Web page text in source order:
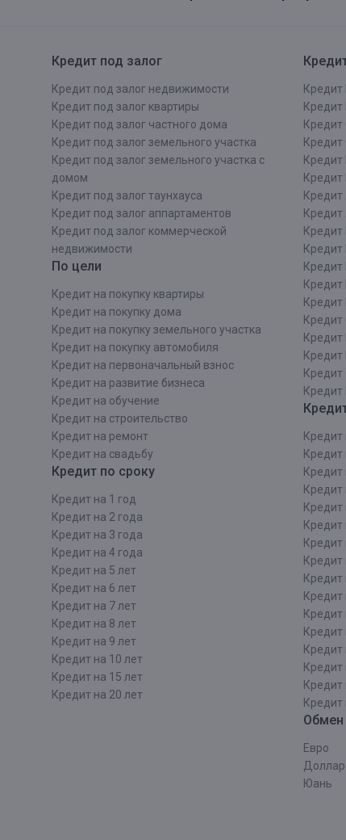
Кредит под залог
Кредит под залог недвижимости
Кредит под залог квартиры
Кредит под залог частного дома
Кредит под залог земельного участка
Кредит под залог земельного участка с
домом
Кредит под залог таунхауса
Кредит под залог аппартаментов
Кредит под залог коммерческой
недвижимости
По цели
Кредит на покупку квартиры
Кредит на покупку дома
Кредит на покупку земельного участка
Кредит на покупку автомобиля
Кредит на первоначальный взнос
Кредит на развитие бизнеса
Кредит на обучение
Кредит на строительcтво
Кредит на ремонт
Кредит на свадьбу
Кредит по сроку
Кредит на 1 год
Кредит на 2 года
Кредит на 3 года
Кредит на 4 года
Кредит на 5 лет
Кредит на 6 лет
Кредит на 7 лет
Кредит на 8 лет
Кредит на 9 лет
Кредит на 10 лет
Кредит на 15 лет
Кредит на 20 лет
Кредит
Кредит
Кредит
Кредит
Кредит
Кредит
Кредит
Кредит
Кредит
Кредит
Кредит
Кредит
Кредит
Кредит
Кредит
Кредит
Кредит
Кредит
Кредит
Кредит
Кредит
Кредит
Кредит
Кредит
Кредит
Кредит
Кредит
Кредит
Кредит
Кредит
Кредит
Кредит
Кредит
Евро
Юань